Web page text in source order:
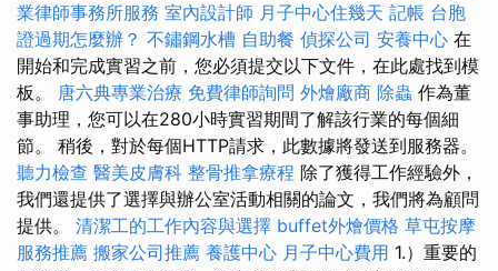
業律師事務所服務 室內設計師 月子中心住幾天 記帳 台胞
證過期怎麼辦？ 不鏽鋼水槽 自助餐 偵探公司 安養中心 在
開始和完成實習之前，您必須提交以下文件，在此處找到模
板。 唐六典專業治療 免費律師詢問 外燴廠商 除蟲 作為董
事助理，您可以在280小時實習期間了解該行業的每個細
節。 稍後，對於每個HTTP請求，此數據將發送到服務器。
聽力檢查 醫美皮膚科 整骨推拿療程 除了獲得工作經驗外，
我們還提供了選擇與辦公室活動相關的論文，我們將為顧問
提供。 清潔工的工作內容與選擇 buffet外燴價格 草屯按摩
服務推薦 搬家公司推薦 養護中心 月子中心費用 1.）重要的